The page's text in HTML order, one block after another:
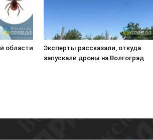
области
Эксперты рассказали, откуда
запускали дроны на Волгоград